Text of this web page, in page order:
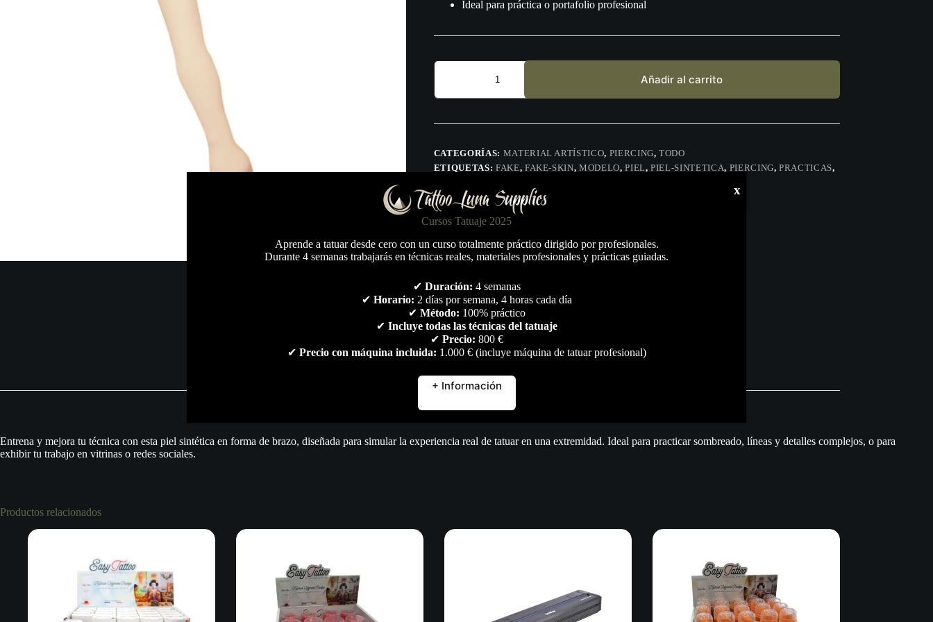
Ideal para práctica o portafolio profesional
Brazo
cantidad
Añadir al carrito
CATEGORÍAS: MATERIAL ARTÍSTICO, PIERCING,TODO
ETIQUETAS: FAKE, FAKE-SKIN,MODELO,PIEL,PIEL-SINTETICA, PIERCING,PRACTICAS,
Entrena y mejora tu técnica con esta piel sintética en forma de brazo, diseñada para simular la experiencia real de tatuar en una extremidad. Ideal para practicar sombreado, líneas y detalles complejos, o para
exhibir tu trabajo en vitrinas o redes sociales.
Productos relacionados
Cursos Tatuaje 2025
Aprende a tatuar desde cero con un curso totalmente práctico dirigido por profesionales.
Durante 4 semanas trabajarás en técnicas reales, materiales profesionales y prácticas guiadas.
✔ Duración: 4 semanas
✔ Horario: 2 días por semana, 4 horas cada día
✔ Método: 100% práctico
✔ Incluye todas las técnicas del tatuaje
✔ Precio: 800 €
✔ Precio con máquina incluida: 1.000 € (incluye máquina de tatuar profesional)
+ Información
x